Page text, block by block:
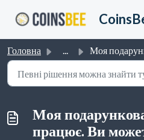
Головна ... Моя подарункова картка Amex не працює.
Моя
працює. Ви